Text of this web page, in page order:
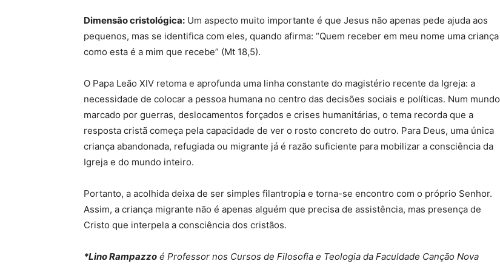
Dimensão cristológica: Um aspecto muito importante é que Jesus não apenas pede ajuda aos
pequenos, mas se identifica com eles, quando afirma: “Quem receber em meu nome uma criança
como esta é a mim que recebe” (Mt 18,5).
O Papa Leão XIV retoma e aprofunda uma linha constante do magistério recente da Igreja: a
necessidade de colocar a pessoa humana no centro das decisões sociais e políticas. Num mundo
marcado por guerras, deslocamentos forçados e crises humanitárias, o tema recorda que a
resposta cristã começa pela capacidade de ver o rosto concreto do outro. Para Deus, uma única
criança abandonada, refugiada ou migrante já é razão suficiente para mobilizar a consciência da
Igreja e do mundo inteiro.
Portanto, a acolhida deixa de ser simples filantropia e torna-se encontro com o próprio Senhor.
Assim, a criança migrante não é apenas alguém que precisa de assistência, mas presença de
Cristo que interpela a consciência dos cristãos.
*Lino Rampazzo é Professor nos Cursos de Filosofia e Teologia da Faculdade Canção Nova